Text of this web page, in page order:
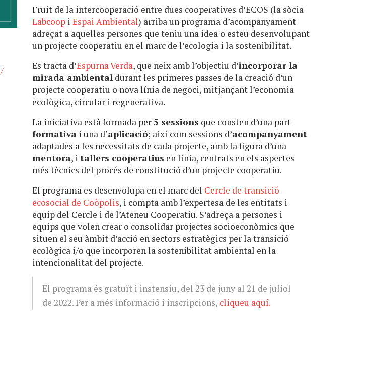
/
Fruit de la intercooperació entre dues cooperatives d’ECOS (la sòcia
Labcoop iEspai Ambiental) arriba un programa d’acompanyament
adreçat a aquelles persones que teniu una idea o esteu desenvolupant
un projecte cooperatiu en el marc de l’ecologia i la sostenibilitat.
Es tracta d’Espurna Verda, que neix amb l’objectiu d’incorporar la
mirada ambiental durant les primeres passes de la creació d’un
projecte cooperatiu o nova línia de negoci, mitjançant l’economia
ecològica, circular i regenerativa.
La iniciativa està formada per5 sessions que consten d’una part
formativa i una d’aplicació; així com sessions d’acompanyament
adaptades a les necessitats de cada projecte, amb la figura d’una
mentora, itallers cooperatius en línia, centrats en els aspectes
més tècnics del procés de constitució d’un projecte cooperatiu.
El programa es desenvolupa en el marc del Cercle de transició
ecosocial de Coòpolis, i compta amb l’expertesa de les entitats i
equip del Cercle i de l’Ateneu Cooperatiu. S’adreça a persones i
equips que volen crear o consolidar projectes socioeconòmics que
situen el seu àmbit d’acció en sectors estratègics per la transició
ecològica i/o que incorporen la sostenibilitat ambiental en la
intencionalitat del projecte.
El programa és gratuït i instensiu, del 23 de juny al 21 de juliol
de 2022. Per a més informació i inscripcions, cliqueu aquí.